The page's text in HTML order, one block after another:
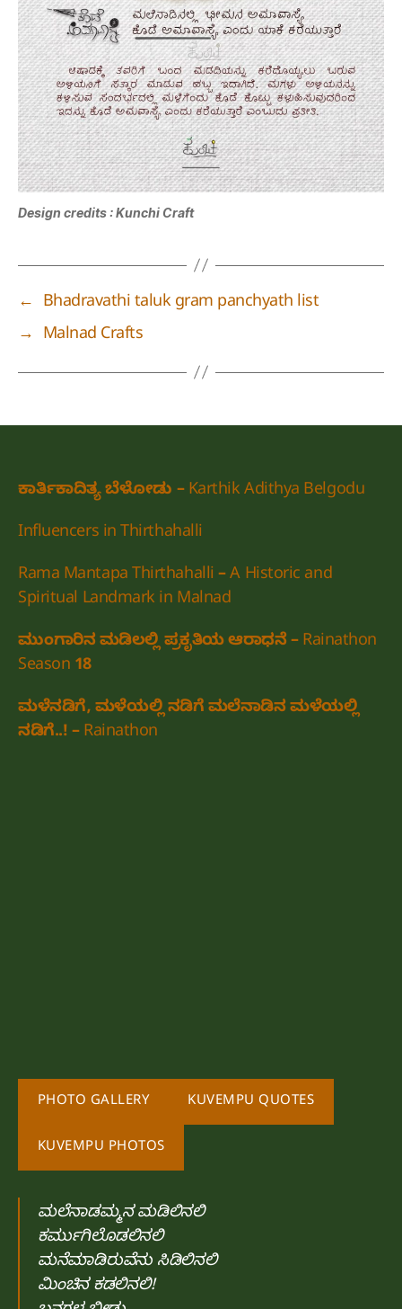
Design credits : Kunchi Craft
← Bhadravathi taluk gram panchyath list
→ Malnad Crafts
ಕಾರ್ತಿಕಾದಿತ್ಯ ಬೆಳೋಡು – Karthik Adithya Belgodu
Influencers in Thirthahalli
Rama Mantapa Thirthahalli – A Historic and
Spiritual Landmark in Malnad
ಮುಂಗಾರಿನ ಮಡಿಲಲ್ಲಿ ಪ್ರಕೃತಿಯ ಆರಾಧನೆ – Rainathon
Season 18
ಮಳೆನಡಿಗೆ, ಮಳೆಯಲ್ಲಿ ನಡಿಗೆ ಮಲೆನಾಡಿನ ಮಳೆಯಲ್ಲಿ
ನಡಿಗೆ..! – Rainathon
PHOTO GALLERY KUVEMPU QUOTES
KUVEMPU PHOTOS
ಮಲೆನಾಡಮ್ಮನ ಮಡಿಲಿನಲಿ
ಕರ್ಮುಗಿಲೊಡಲಿನಲಿ
ಮನೆಮಾಡಿರುವೆನು ಸಿಡಿಲಿನಲಿ
ಮಿಂಚಿನ ಕಡಲಿನಲಿ!